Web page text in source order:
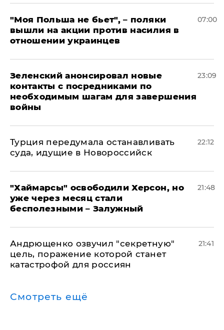
"Моя Польша не бьет", – поляки
вышли на акции против насилия в
отношении украинцев
07:00
Зеленский анонсировал новые
контакты с посредниками по
необходимым шагам для завершения
войны
23:09
Турция передумала останавливать
суда, идущие в Новороссийск
22:12
"Хаймарсы" освободили Херсон, но
уже через месяц стали
бесполезными – Залужный
21:48
Андрющенко озвучил "секретную"
цель, поражение которой станет
катастрофой для россиян
21:41
Смотреть ещё